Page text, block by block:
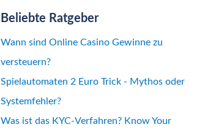
Beliebte Ratgeber
Wann sind Online Casino Gewinne zu
versteuern?
Spielautomaten 2 Euro Trick - Mythos oder
Systemfehler?
Was ist das KYC-Verfahren? Know Your